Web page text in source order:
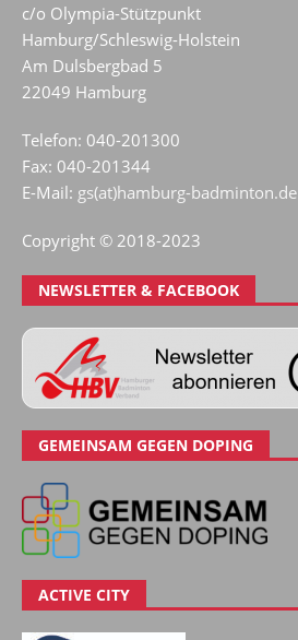
c/o Olympia-Stützpunkt
Hamburg/Schleswig-Holstein
Am Dulsbergbad 5
22049 Hamburg
Telefon: 040-201300
Fax: 040-201344
E-Mail: gs(at)hamburg-badminton.de
Copyright © 2018-2023
NEWSLETTER & FACEBOOK
GEMEINSAM GEGEN DOPING
ACTIVE CITY